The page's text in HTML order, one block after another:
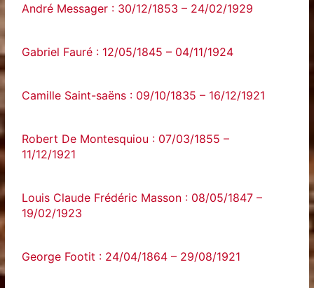
André Messager : 30/12/1853 – 24/02/1929
Gabriel Fauré : 12/05/1845 – 04/11/1924
Camille Saint-saëns : 09/10/1835 – 16/12/1921
Robert De Montesquiou : 07/03/1855 –
11/12/1921
Louis Claude Frédéric Masson : 08/05/1847 –
19/02/1923
George Footit : 24/04/1864 – 29/08/1921